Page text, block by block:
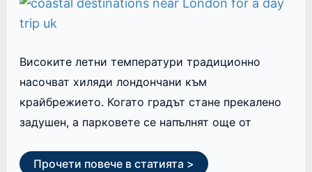
Високите летни температури традиционно
насочват хиляди лондончани към
крайбрежието. Когато градът стане прекалено
задушен, а парковете се напълнят още от
Прочети повече в статията >